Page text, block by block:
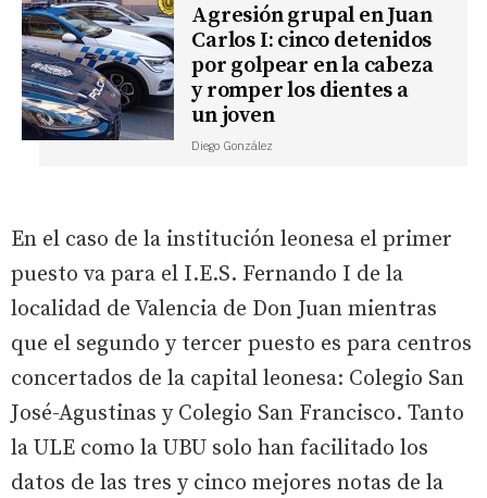
Agresión grupal en Juan
Carlos I: cinco detenidos
por golpear en la cabeza
y romper los dientes a
un joven
Diego González
En el caso de la institución leonesa el primer
puesto va para el I.E.S. Fernando I de la
localidad de Valencia de Don Juan mientras
que el segundo y tercer puesto es para centros
concertados de la capital leonesa: Colegio San
José-Agustinas y Colegio San Francisco. Tanto
la ULE como la UBU solo han facilitado los
datos de las tres y cinco mejores notas de la